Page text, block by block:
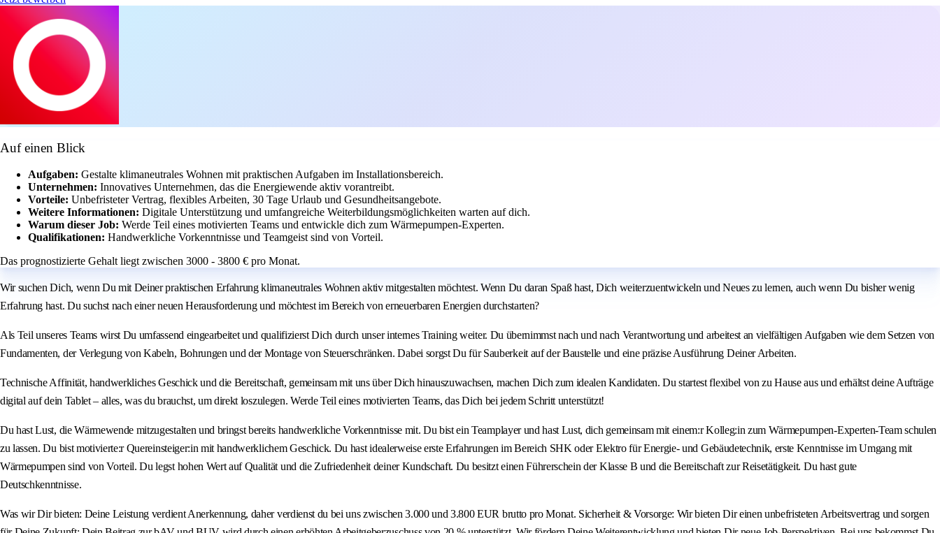
Auf einen Blick
Aufgaben: Gestalte klimaneutrales Wohnen mit praktischen Aufgaben im Installationsbereich.
Unternehmen: Innovatives Unternehmen, das die Energiewende aktiv vorantreibt.
Vorteile: Unbefristeter Vertrag, flexibles Arbeiten, 30 Tage Urlaub und Gesundheitsangebote.
Weitere Informationen: Digitale Unterstützung und umfangreiche Weiterbildungsmöglichkeiten warten auf dich.
Warum dieser Job: Werde Teil eines motivierten Teams und entwickle dich zum Wärmepumpen-Experten.
Qualifikationen: Handwerkliche Vorkenntnisse und Teamgeist sind von Vorteil.
Das prognostizierte Gehalt liegt zwischen 3000 - 3800 € pro Monat.
Wir suchen Dich, wenn Du mit Deiner praktischen Erfahrung klimaneutrales Wohnen aktiv mitgestalten möchtest. Wenn Du daran Spaß hast, Dich weiterzuentwickeln und Neues zu lernen, auch wenn Du bisher wenig
Erfahrung hast. Du suchst nach einer neuen Herausforderung und möchtest im Bereich von erneuerbaren Energien durchstarten?
Als Teil unseres Teams wirst Du umfassend eingearbeitet und qualifizierst Dich durch unser internes Training weiter. Du übernimmst nach und nach Verantwortung und arbeitest an vielfältigen Aufgaben wie dem Setzen von
Fundamenten, der Verlegung von Kabeln, Bohrungen und der Montage von Steuerschränken. Dabei sorgst Du für Sauberkeit auf der Baustelle und eine präzise Ausführung Deiner Arbeiten.
Technische Affinität, handwerkliches Geschick und die Bereitschaft, gemeinsam mit uns über Dich hinauszuwachsen, machen Dich zum idealen Kandidaten. Du startest flexibel von zu Hause aus und erhältst deine Aufträge
digital auf dein Tablet – alles, was du brauchst, um direkt loszulegen. Werde Teil eines motivierten Teams, das Dich bei jedem Schritt unterstützt!
Du hast Lust, die Wärmewende mitzugestalten und bringst bereits handwerkliche Vorkenntnisse mit. Du bist ein Teamplayer und hast Lust, dich gemeinsam mit einem:r Kolleg:in zum Wärmepumpen-Experten-Team schulen
zu lassen. Du bist motivierte:r Quereinsteiger:in mit handwerklichem Geschick. Du hast idealerweise erste Erfahrungen im Bereich SHK oder Elektro für Energie- und Gebäudetechnik, erste Kenntnisse im Umgang mit
Wärmepumpen sind von Vorteil. Du legst hohen Wert auf Qualität und die Zufriedenheit deiner Kundschaft. Du besitzt einen Führerschein der Klasse B und die Bereitschaft zur Reisetätigkeit. Du hast gute
Deutschkenntnisse.
Was wir Dir bieten: Deine Leistung verdient Anerkennung, daher verdienst du bei uns zwischen 3.000 und 3.800 EUR brutto pro Monat. Sicherheit & Vorsorge: Wir bieten Dir einen unbefristeten Arbeitsvertrag und sorgen